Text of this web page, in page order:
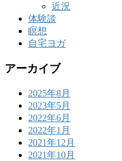
近況
体験談
瞑想
自宅ヨガ
アーカイブ
2025年8月
2023年5月
2022年6月
2022年1月
2021年12月
2021年10月